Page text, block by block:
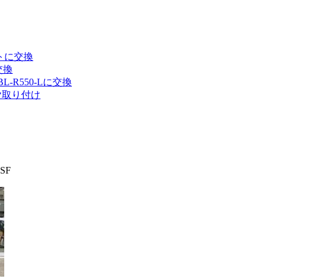
に交換
換
R550-Lに交換
り付け